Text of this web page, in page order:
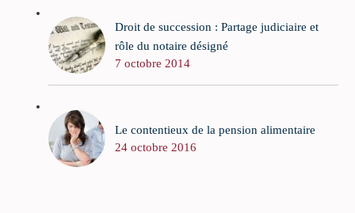
Droit de succession : Partage judiciaire et
rôle du notaire désigné
7 octobre 2014
Le contentieux de la pension alimentaire
24 octobre 2016